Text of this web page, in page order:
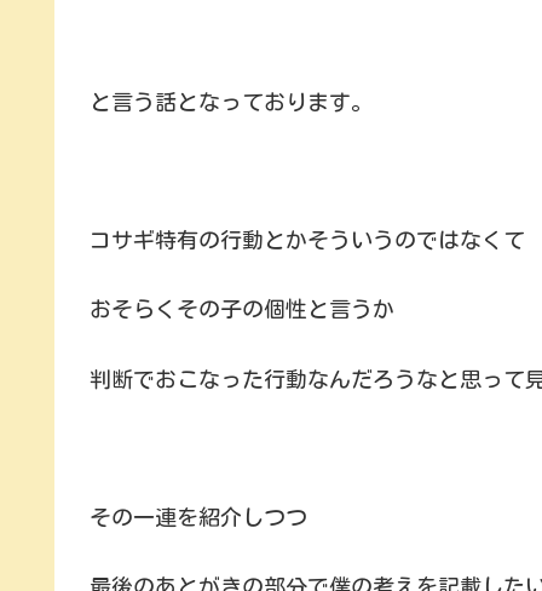
と言う話となっております。
コサギ特有の行動とかそういうのではなくて
おそらくその子の個性と言うか
判断でおこなった行動なんだろうなと思って
その一連を紹介しつつ
最後のあとがきの部分で僕の考えを記載した